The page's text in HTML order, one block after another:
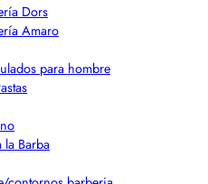
Dors
Amaro
para hombre
la Barba